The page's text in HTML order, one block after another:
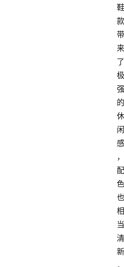
鞋
款
带
来
了
极
强
的
休
闲
感
，
配
色
也
相
当
清
新
，